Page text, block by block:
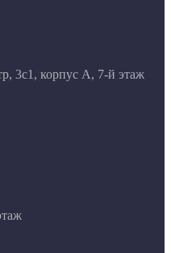
3с1, корпус А, 7-й этаж